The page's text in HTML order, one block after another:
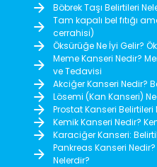
Böbrek Taşı Belirtileri
Tam kapalı bel fıtığı
cerrahisi)
Öksürüğe Ne İyi Gelir?
Meme Kanseri Nedir?
ve Tedavisi
Akciğer Kanseri Nedir?
Lösemi (Kan Kanseri)
Prostat Kanseri Belirtileri
Kemik Kanseri Nedir?
Karaciğer Kanseri:
Pankreas Kanseri
Nelerdir?